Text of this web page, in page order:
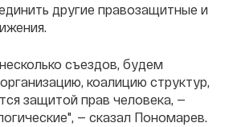
другие правозащитные и
съездов, будем
коалицию структур,
защитой прав человека, —
— сказал Пономарев.